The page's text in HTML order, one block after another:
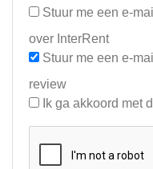
Stuur me een e-
over InterRent
Stuur me een e-
review
Ik ga akkoord met